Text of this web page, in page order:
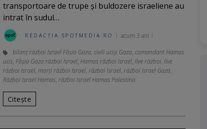
transportoare de trupe şi buldozere israeliene au
intrat în sudul…
REDACȚIA SPOTMEDIA.RO acum 3 ani
bilanț război Israel Fâșia Gaza, civili uciși Gaza, comandant Hamas
ucis, Fâșia Gaza război Israel, Hamas război Israel, live război, live
război Israel, morți război Israel, război Israel, război Israel Gaza,
Război Israel Hamas, război Israel Hamas Palestina
Citește